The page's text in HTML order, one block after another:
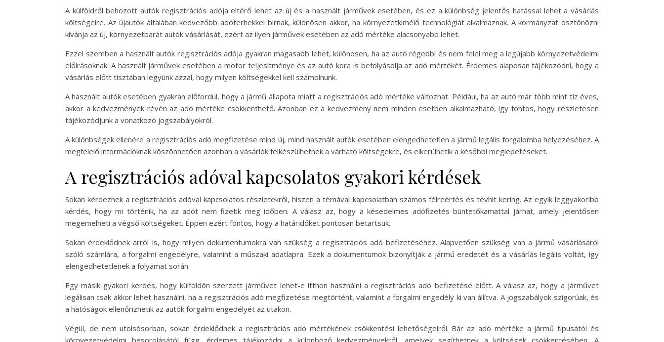
A külföldről behozott autók regisztrációs adója eltérő lehet az új és a használt járművek esetében, és ez a különbség jelentős hatással lehet a vásárlás
költségeire. Az újautók általában kedvezőbb adóterhekkel bírnak, különösen akkor, ha környezetkímélő technológiát alkalmaznak. A kormányzat ösztönözni
kívánja az új, környezetbarát autók vásárlását, ezért az ilyen járművek esetében az adó mértéke alacsonyabb lehet.
Ezzel szemben a használt autók regisztrációs adója gyakran magasabb lehet, különösen, ha az autó régebbi és nem felel meg a legújabb környezetvédelmi
előírásoknak. A használt járművek esetében a motor teljesítménye és az autó kora is befolyásolja az adó mértékét. Érdemes alaposan tájékozódni, hogy a
vásárlás előtt tisztában legyünk azzal, hogy milyen költségekkel kell számolnunk.
A használt autók esetében gyakran előfordul, hogy a jármű állapota miatt a regisztrációs adó mértéke változhat. Például, ha az autó már több mint tíz éves,
akkor a kedvezmények révén az adó mértéke csökkenthető. Azonban ez a kedvezmény nem minden esetben alkalmazható, így fontos, hogy részletesen
tájékozódjunk a vonatkozó jogszabályokról.
A különbségek ellenére a regisztrációs adó megfizetése mind új, mind használt autók esetében elengedhetetlen a jármű legális forgalomba helyezéséhez. A
megfelelő információknak köszönhetően azonban a vásárlók felkészülhetnek a várható költségekre, és elkerülhetik a későbbi meglepetéseket.
A regisztrációs adóval kapcsolatos gyakori kérdések
Sokan kérdeznek a regisztrációs adóval kapcsolatos részletekről, hiszen a témával kapcsolatban számos félreértés és tévhit kering. Az egyik leggyakoribb
kérdés, hogy mi történik, ha az adót nem fizetik meg időben. A válasz az, hogy a késedelmes adófizetés büntetőkamattal járhat, amely jelentősen
megemelheti a végső költségeket. Éppen ezért fontos, hogy a határidőket pontosan betartsuk.
Sokan érdeklődnek arról is, hogy milyen dokumentumokra van szükség a regisztrációs adó befizetéséhez. Alapvetően szükség van a jármű vásárlásáról
szóló számlára, a forgalmi engedélyre, valamint a műszaki adatlapra. Ezek a dokumentumok bizonyítják a jármű eredetét és a vásárlás legális voltát, így
elengedhetetlenek a folyamat során.
Egy másik gyakori kérdés, hogy külföldön szerzett járművet lehet-e itthon használni a regisztrációs adó befizetése előtt. A válasz az, hogy a járművet
legálisan csak akkor lehet használni, ha a regisztrációs adó megfizetése megtörtént, valamint a forgalmi engedély ki van állítva. A jogszabályok szigorúak, és
a hatóságok ellenőrizhetik az autók forgalmi engedélyét az utakon.
Végül, de nem utolsósorban, sokan érdeklődnek a regisztrációs adó mértékének csökkentési lehetőségeiről. Bár az adó mértéke a jármű típusától és
környezetvédelmi besorolásától függ, érdemes tájékozódni a különböző kedvezményekről, amelyek segíthetnek a költségek csökkentésében. A